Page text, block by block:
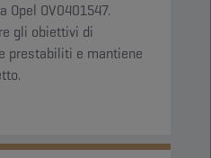
OV0401547.
gli obiettivi di
prestabiliti e mantiene